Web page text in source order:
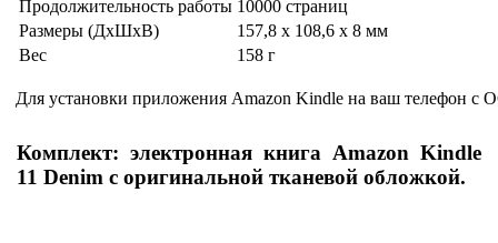
Продолжительность работы 10000 страниц
Размеры (ДхШхВ)
157,8 x 108,6 x 8 мм
Вес
158 г
Для установки приложения Amazon Kindle на ваш телефон с
Комплект: электронная книга Amazon Kindle
11 Denim с оригинальной тканевой обложкой.